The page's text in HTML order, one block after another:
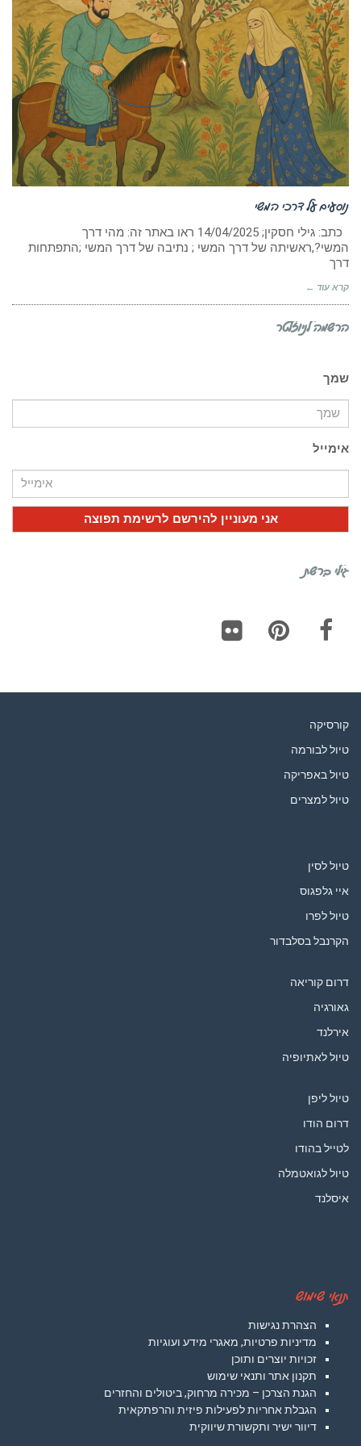
נוסעים על דרכי המשי
כתב: גילי חסקין; ‏14/04/2025 ראו באתר זה: מהי דרך
המשי?,ראשיתה של דרך המשי ; נתיבה של דרך המשי ;התפתחות
דרך
קרא עוד ←
הרשמה לניוזלטר
שמך
אימייל
גילי ברשת
קורסיקה
טיול לבורמה
טיול באפריקה
טיול למצרים
טיול לסין
איי גלפגוס
טיול לפרו
הקרנבל בסלבדור
דרום קוריאה
גאורגיה
אירלנד
טיול לאתיופיה
טיול ליפן
דרום הודו
לטייל בהודו
טיול לגואטמלה
איסלנד
תנאי שימוש
הצהרת נגישות
מדיניות פרטיות, מאגרי מידע ועוגיות
זכויות יוצרים ותוכן
תקנון אתר ותנאי שימוש
הגנת הצרכן – מכירה מרחוק, ביטולים והחזרים
הגבלת אחריות לפעילות פיזית והרפתקאית
דיוור ישיר ותקשורת שיווקית